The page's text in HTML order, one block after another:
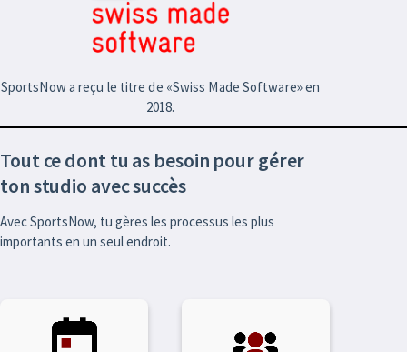
SportsNow a reçu le titre de «Swiss Made Software» en
2018.
Tout ce dont tu as besoin pour gérer
ton studio avec succès
Avec SportsNow, tu gères les processus les plus
importants en un seul endroit.